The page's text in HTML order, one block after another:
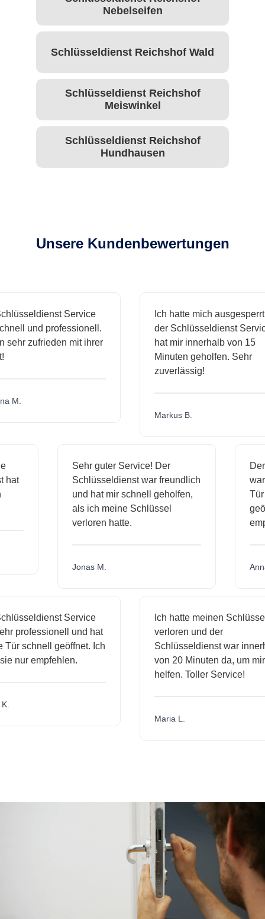
Nebelseifen
Schlüsseldienst Reichshof Wald
Schlüsseldienst Reichshof
Meiswinkel
Schlüsseldienst Reichshof
Hundhausen
Unsere Kundenbewertungen
Service
und professionell.
zufrieden mit ihrer
M.
Ich hatte mich ausgesperrt
der Schlüsseldienst Service
hat mir innerhalb von 15
Minuten geholfen. Sehr
zuverlässig!
Markus B.
hat
Sehr guter Service! Der
Schlüsseldienst war freundlich
und hat mir schnell geholfen,
als ich meine Schlüssel
verloren hatte.
Jonas M.
Service
professionell und hat
schnell geöffnet. Ich
nur empfehlen.
Ich hatte meinen Schlüssel
verloren und der
Schlüsseldienst war
von 20 Minuten da, um mir
helfen. Toller Service!
Maria L.